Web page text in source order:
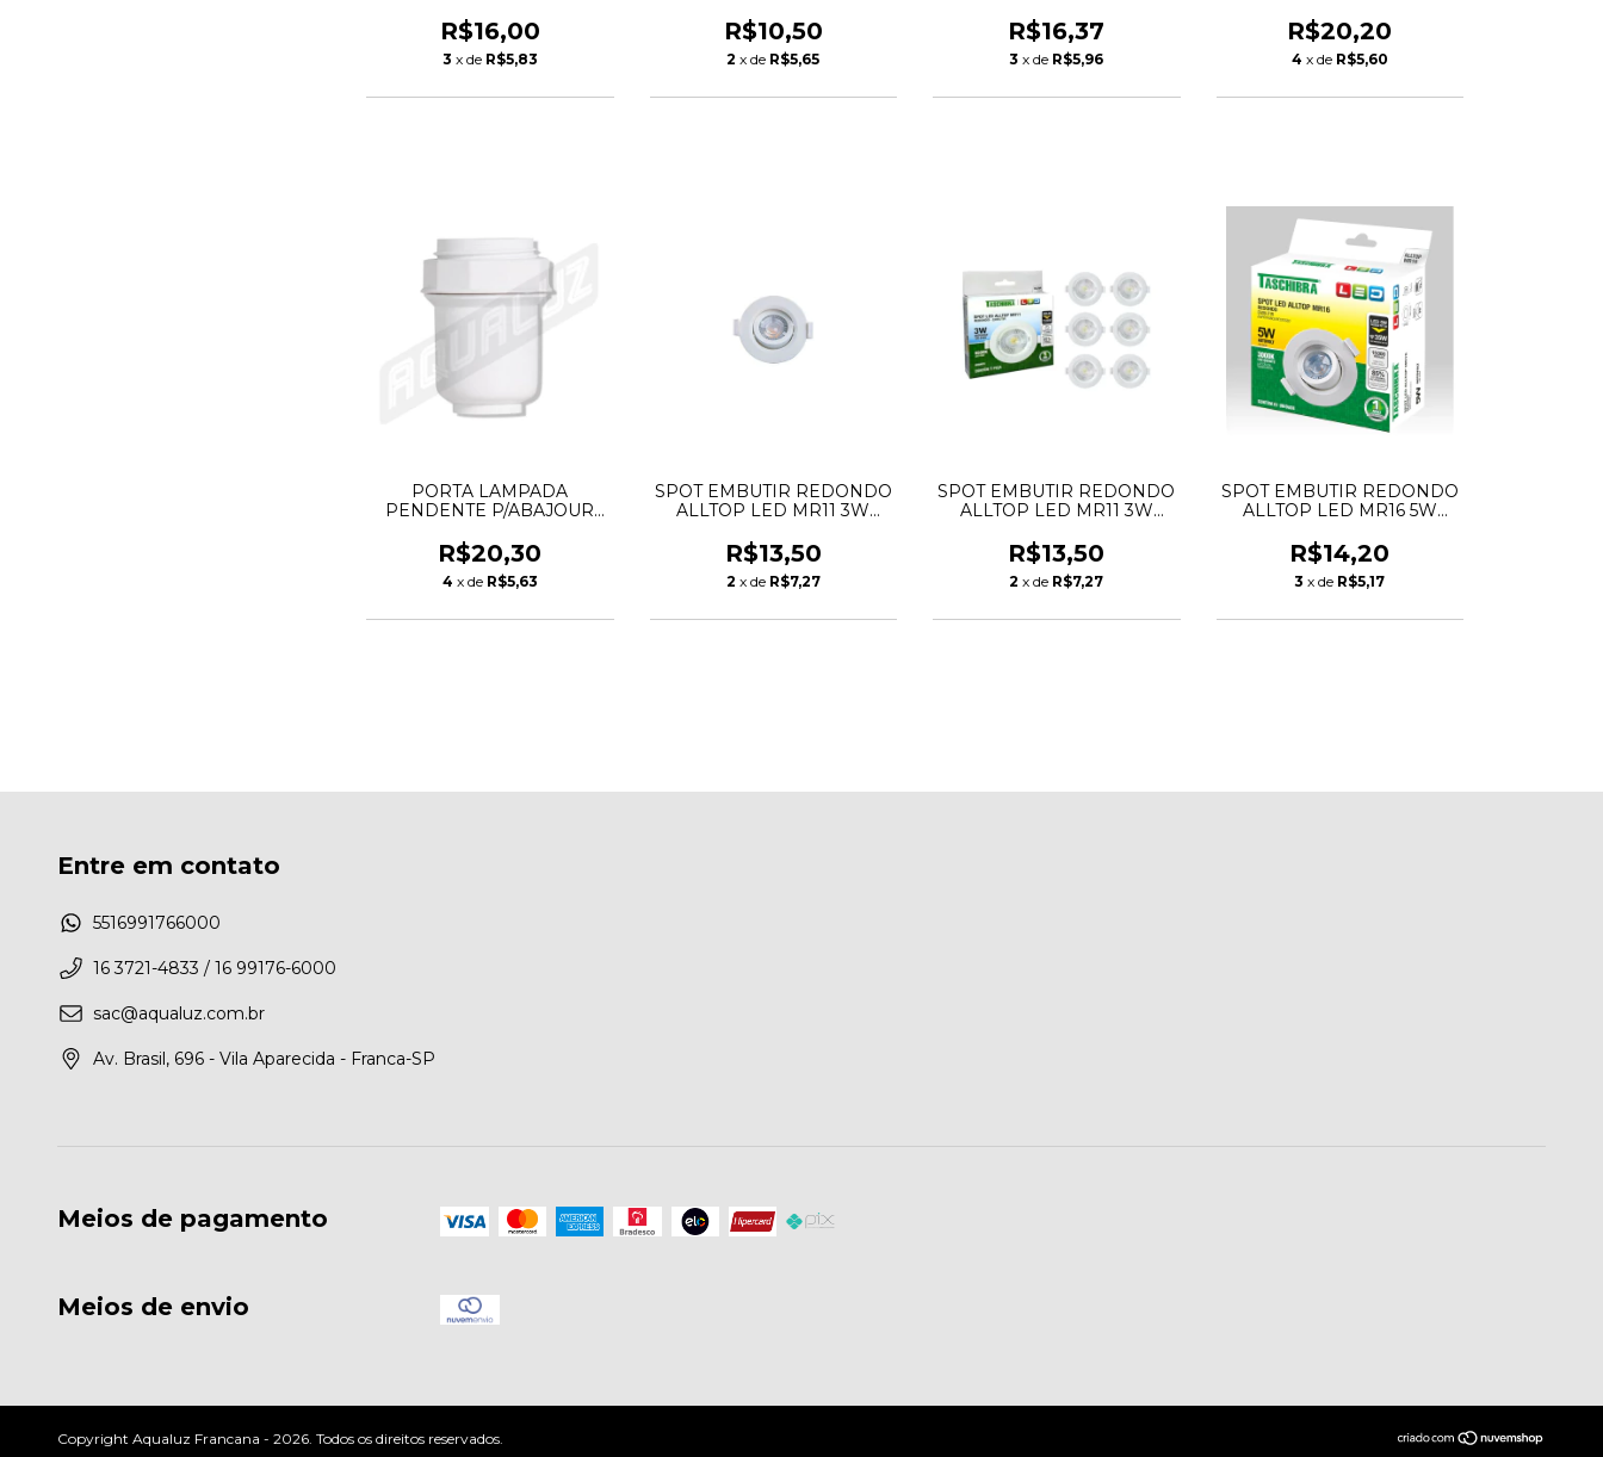
THOMPSON
R$16,00
3 x de R$5,83
R$10,50
2 x de R$5,65
R$16,37
3 x de R$5,96
R$20,20
4 x de R$5,60
PORTA LAMPADA
PENDENTE P/ABAJOUR
METAL
R$20,30
4 x de R$5,63
SPOT EMBUTIR REDONDO
ALLTOP LED MR11 3W
R$13,50
2 x de R$7,27
SPOT EMBUTIR REDONDO
ALLTOP LED MR11 3W
R$13,50
2 x de R$7,27
SPOT EMBUTIR REDONDO
ALLTOP LED MR16 5W
R$14,20
3 x de R$5,17
Entre em contato
5516991766000
16 3721-4833 / 16 99176-6000
sac@aqualuz.com.br
Av. Brasil, 696 - Vila Aparecida - Franca-SP
Meios de pagamento
Meios de envio
Copyright Aqualuz Francana - 2026. Todos os direitos reservados.